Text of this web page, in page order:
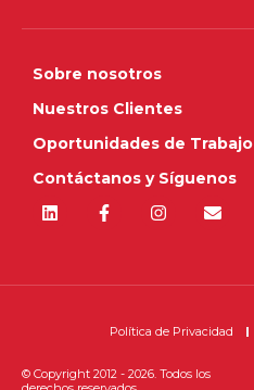
Sobre nosotros
Nuestros Clientes
Oportunidades de Trabajo
Contáctanos y Síguenos
© Copyright 2012 - 2026. Todos los
Política de Privacidad